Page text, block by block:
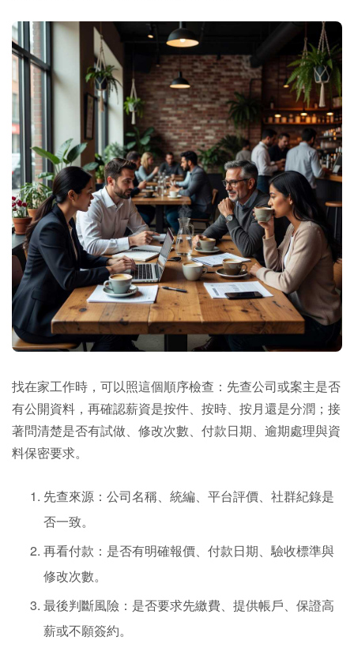
找在家工作時，可以照這個順序檢查：先查公司或案主是否
有公開資料，再確認薪資是按件、按時、按月還是分潤；接
著問清楚是否有試做、修改次數、付款日期、逾期處理與資
料保密要求。
先查來源：公司名稱、統編、平台評價、社群紀錄是
否一致。
再看付款：是否有明確報價、付款日期、驗收標準與
修改次數。
最後判斷風險：是否要求先繳費、提供帳戶、保證高
薪或不願簽約。